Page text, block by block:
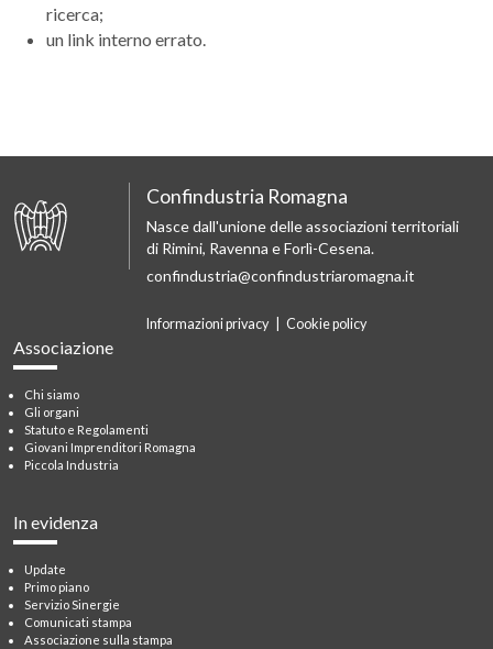
ricerca;
un link interno errato.
Confindustria Romagna
Nasce dall'unione delle associazioni territoriali
di Rimini, Ravenna e Forlì-Cesena.
confindustria@confindustriaromagna.it
Informazioni privacy Cookie policy
Associazione
Chi siamo
Gli organi
Statuto e Regolamenti
Giovani Imprenditori Romagna
Piccola Industria
In evidenza
Update
Primo piano
Servizio Sinergie
Comunicati stampa
Associazione sulla stampa